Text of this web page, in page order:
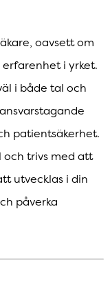
oavsett om
i yrket.
i både tal och
patientsäkerhet.
trivs med att
utvecklas i din
påverka